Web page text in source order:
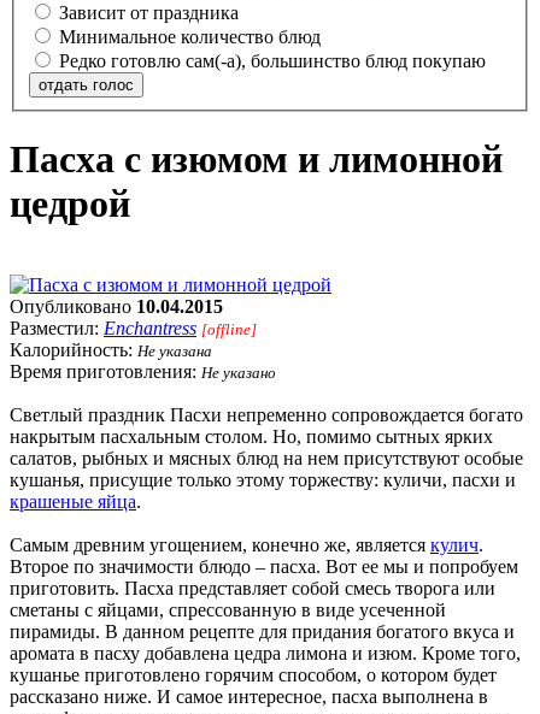
Зависит от праздника
Минимальное количество блюд
Редко готовлю сам(-а), большинство блюд покупаю
отдать голос
Пасха с изюмом и лимонной
цедрой
Опубликовано 10.04.2015
Разместил: Enchantress [offline]
Калорийность: Не указана
Время приготовления: Не указано
Светлый праздник Пасхи непременно сопровождается богато
накрытым пасхальным столом. Но, помимо сытных ярких
салатов, рыбных и мясных блюд на нем присутствуют особые
кушанья, присущие только этому торжеству: куличи, пасхи и
крашеные яйца.
Самым древним угощением, конечно же, является кулич.
Второе по значимости блюдо – пасха. Вот ее мы и попробуем
приготовить. Пасха представляет собой смесь творога или
сметаны с яйцами, спрессованную в виде усеченной
пирамиды. В данном рецепте для придания богатого вкуса и
аромата в пасху добавлена цедра лимона и изюм. Кроме того,
кушанье приготовлено горячим способом, о котором будет
рассказано ниже. И самое интересное, пасха выполнена в